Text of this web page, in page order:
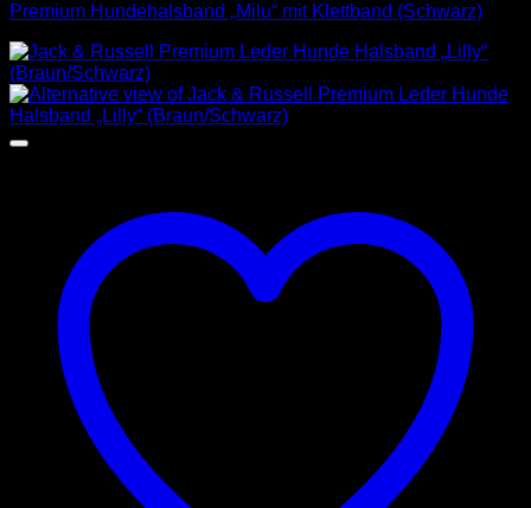
Premium Hundehalsband „Milu“ mit Klettband (Schwarz)